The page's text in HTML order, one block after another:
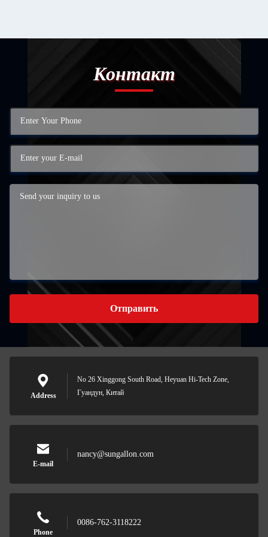
Контакт
Отправить
Address
No 26 Xinggong South Road, Heyuan Hi-Tech Zone,
Гуандун, Китай
E-mail
nancy@sungallon.com
Phone
0086-762-3118222